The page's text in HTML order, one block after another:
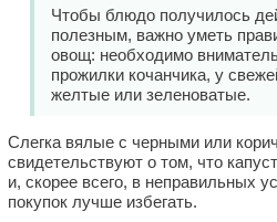
Чтобы блюдо получилось
полезным, важно уметь
овощ: необходимо
прожилки кочанчика, у
желтые или зеленоватые.
Слегка вялые с черными или
свидетельствуют о том, что
и, скорее всего, в неправильных
покупок лучше избегать.